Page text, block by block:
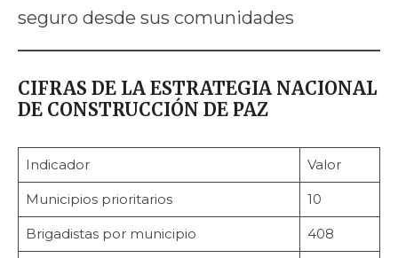
seguro desde sus comunidades
CIFRAS DE LA ESTRATEGIA NACIONAL
DE CONSTRUCCIÓN DE PAZ
Indicador Valor
Municipios prioritarios 10
Brigadistas por municipio 408